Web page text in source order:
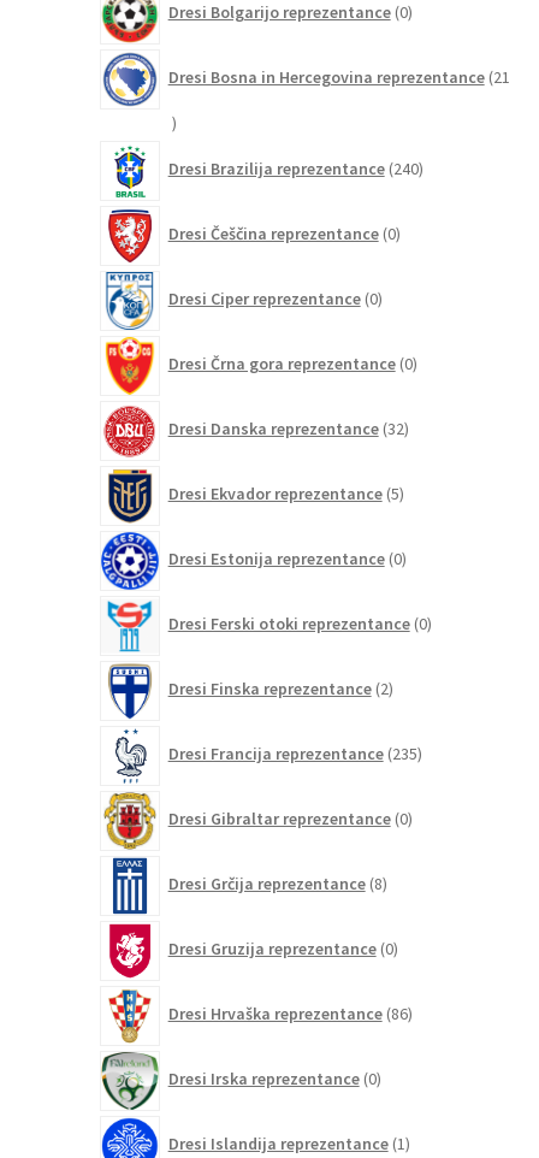
Dresi Bolgarijo reprezentance 0izdelkov
Dresi Bosna in Hercegovina reprezentance 21
21
Dresi Brazilija reprezentance 240izdelkov
Dresi Češčina reprezentance 0izdelkov
Dresi Ciper reprezentance 0izdelkov
Dresi Črna gora reprezentance 0izdelkov
Dresi Danska reprezentance 32izdelkov
Dresi Ekvador reprezentance 5izdelkov
Dresi Estonija reprezentance 0izdelkov
Dresi Ferski otoki reprezentance 0izdelkov
Dresi Finska reprezentance 2izdelka
Dresi Francija reprezentance 235izdelkov
Dresi Gibraltar reprezentance 0izdelkov
Dresi Grčija reprezentance 8izdelkov
Dresi Gruzija reprezentance 0izdelkov
Dresi Hrvaška reprezentance 86izdelkov
Dresi Irska reprezentance 0izdelkov
Dresi Islandija reprezentance 1